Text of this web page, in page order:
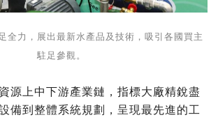
全力，展出最新水產品及技術，吸引各國買主
駐足參觀。
源上中下游產業鏈，指標大廠精銳盡
備到整體系統規劃，呈現最先進的工